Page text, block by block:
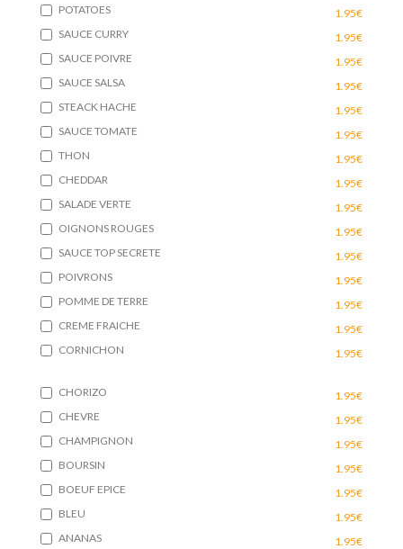
POTATOES
1.95€
SAUCE CURRY
1.95€
SAUCE POIVRE
1.95€
SAUCE SALSA
1.95€
STEACK HACHE
1.95€
SAUCE TOMATE
1.95€
THON
1.95€
CHEDDAR
1.95€
SALADE VERTE
1.95€
OIGNONS ROUGES
1.95€
SAUCE TOP SECRETE
1.95€
POIVRONS
1.95€
POMME DE TERRE
1.95€
CREME FRAICHE
1.95€
CORNICHON
1.95€
CHORIZO
1.95€
CHEVRE
1.95€
CHAMPIGNON
1.95€
BOURSIN
1.95€
BOEUF EPICE
1.95€
BLEU
1.95€
ANANAS
1.95€